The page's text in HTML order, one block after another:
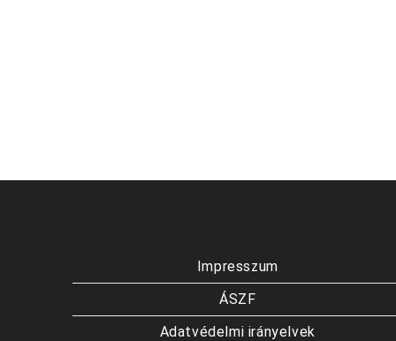
Impresszum
ÁSZF
Adatvédelmi irányelvek